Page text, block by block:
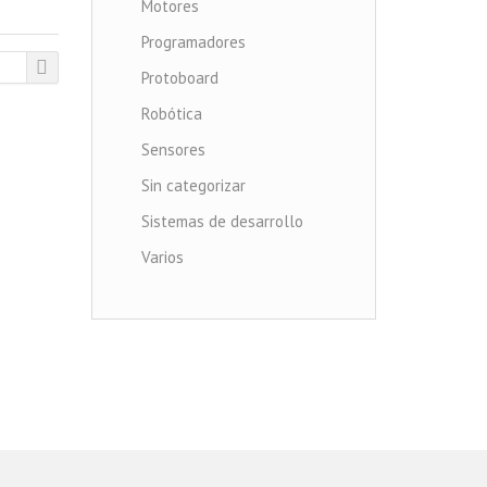
Motores
Programadores
Protoboard
Robótica
Sensores
Sin categorizar
Sistemas de desarrollo
Varios